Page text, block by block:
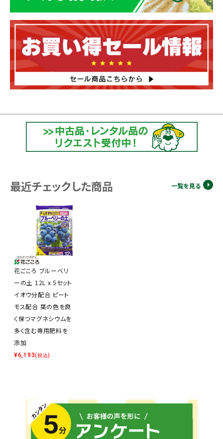
最近チェックした商品 一覧を見る
花ごころ ブルーベリ
ーの土 12L x 5セット
イオウ分配合 ピート
モス配合 葉の色を良
く保つマグネシウムを
多く含む専用肥料を
添加
¥6,193(税込)